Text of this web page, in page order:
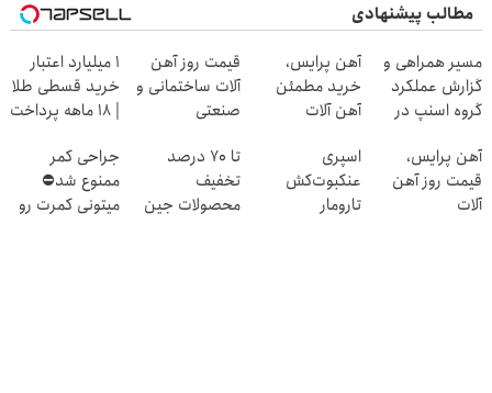
مطالب پیشنهادی
مسیر همراهی و
گزارش عملکرد
گروه اسنپ در
آهن پرایس،
خرید مطمئن
آهن آلات
قیمت روز آهن
آلات ساختمانی و
صنعتی
۱ میلیارد اعتبار
خرید قسطی طلا
| ۱۸ ماهه پرداخت
آهن پرایس،
قیمت روز آهن
آلات
اسپری
عنکبوت‌‌کش
تارومار
تا 70 درصد
تخفیف
محصولات جین
جراحی کمر
ممنوع شد⛔
میتونی کمرت رو